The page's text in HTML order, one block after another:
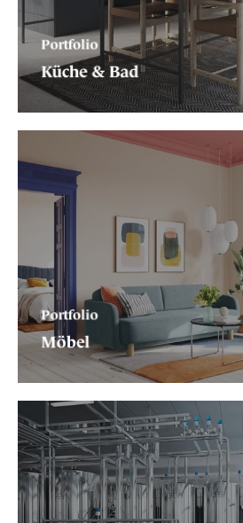
Portfolio
Küche & Bad
Portfolio
Möbel